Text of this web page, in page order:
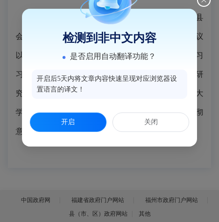
6月11日，闽侯县政府党组书记、县长施家雄在县
会议中心主持召开县政府2026年第21次常务会议。会议
以县政府党组理论学习中心组学习会的形式，传达学习
习近平总书记近期重要文章、讲话、重要回信精神，研
究县政府初步贯彻意见。传达省委书记周祖翼在闽江大
学调研并上思政课时的讲话精神，研究县政府初步贯彻
意见。（程钊 林鑫/报道）
中国政府网 福建省政府门户网站
福州市政府门户网站
县（市、区）政府网站
其他
检测到非中文内容
是否启用自动翻译功能？
开启后5天内将文章内容快速呈现对应浏览器设
置语言的译文！
开启 关闭